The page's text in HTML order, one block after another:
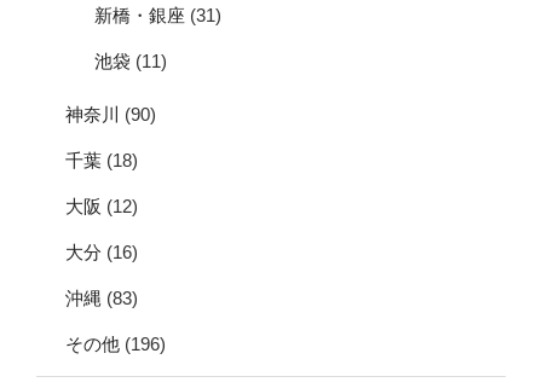
新橋・銀座 (31)
池袋 (11)
神奈川 (90)
千葉 (18)
大阪 (12)
大分 (16)
沖縄 (83)
その他 (196)